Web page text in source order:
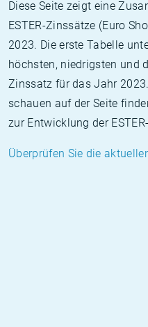
Diese Seite zeigt eine
ESTER-Zinssätze (Euro
2023. Die erste Tabelle
höchsten, niedrigsten und
Zinssatz für das Jahr
schauen auf der Seite
zur Entwicklung der
Überprüfen Sie die